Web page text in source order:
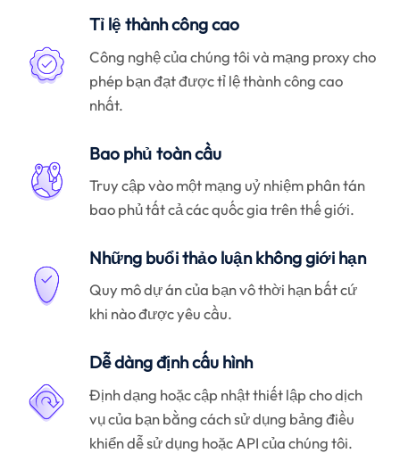
Tỉ lệ thành công cao
Công nghệ của chúng tôi và mạng proxy cho
phép bạn đạt được tỉ lệ thành công cao
nhất.
Bao phủ toàn cầu
Truy cập vào một mạng uỷ nhiệm phân tán
bao phủ tất cả các quốc gia trên thế giới.
Những buổi thảo luận không giới hạn
Quy mô dự án của bạn vô thời hạn bất cứ
khi nào được yêu cầu.
Dễ dàng định cấu hình
Định dạng hoặc cập nhật thiết lập cho dịch
vụ của bạn bằng cách sử dụng bảng điều
khiển dễ sử dụng hoặc API của chúng tôi.